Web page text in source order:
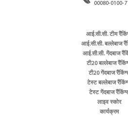
00080-0100-
आई.सी.सी. टीम
आई.सी.सी. बल्लेबाज
आई.सी.सी. गेंदबाज
टी20 बल्लेबाज
टी20 गेंदबाज
टेस्ट बल्लेबाज
टेस्ट गेंदबाज
लाइव स्कोर
कार्यक्रम